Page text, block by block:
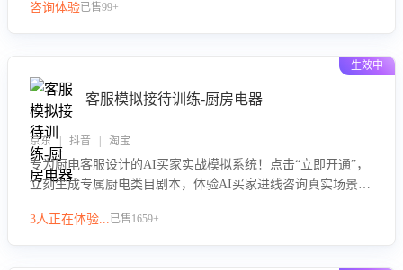
咨询体验已售99+
生效中
客服模拟接待训练-厨房电器
京东 | 抖音 | 淘宝
专为厨电客服设计的AI买家实战模拟系统！点击“立即开通”，
立刻生成专属厨电类目剧本，体验AI买家进线咨询真实场景训
技巧！
3人正在体验...已售1659+